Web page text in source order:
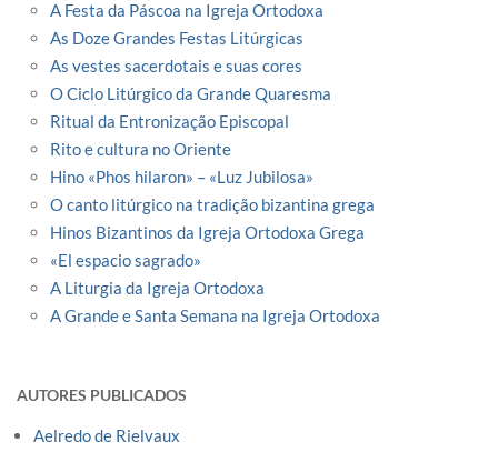
A Festa da Páscoa na Igreja Ortodoxa
As Doze Grandes Festas Litúrgicas
As vestes sacerdotais e suas cores
O Ciclo Litúrgico da Grande Quaresma
Ritual da Entronização Episcopal
Rito e cultura no Oriente
Hino «Phos hilaron» – «Luz Jubilosa»
O canto litúrgico na tradição bizantina grega
Hinos Bizantinos da Igreja Ortodoxa Grega
«El espacio sagrado»
A Liturgia da Igreja Ortodoxa
A Grande e Santa Semana na Igreja Ortodoxa
AUTORES PUBLICADOS
Aelredo de Rielvaux